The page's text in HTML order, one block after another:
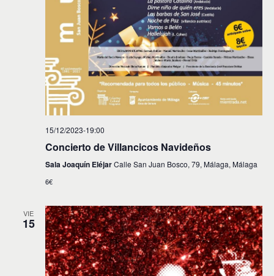
15/12/2023-19:00
Concierto de Villancicos Navideños
Sala Joaquín EléjarCalle San Juan Bosco, 79, Málaga, Málaga
6€
VIE
15